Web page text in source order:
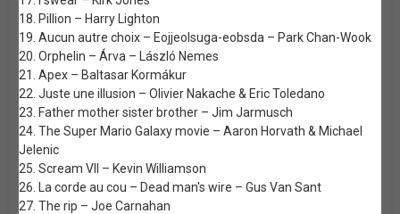
18. Pillion – Harry Lighton
19. Aucun autre choix – Eojjeolsuga-eobsda – Park Chan-Wook
20. Orphelin – Árva – László Nemes
21. Apex – Baltasar Kormákur
22. Juste une illusion – Olivier Nakache & Eric Toledano
23. Father mother sister brother – Jim Jarmusch
24. The Super Mario Galaxy movie – Aaron Horvath & Michael
Jelenic
25. Scream VII – Kevin Williamson
26. La corde au cou – Dead man's wire – Gus Van Sant
27. The rip – Joe Carnahan